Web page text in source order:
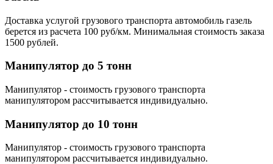
Доставка услугой грузового транспорта автомобиль газель
берется из расчета 100 руб/км. Минимальная стоимость заказа
1500 рублей.
Манипулятор до 5 тонн
Манипулятор - стоимость грузового транспорта
манипулятором рассчитывается индивидуально.
Манипулятор до 10 тонн
Манипулятор - стоимость грузового транспорта
манипулятором рассчитывается индивидуально.